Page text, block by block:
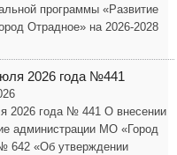
программы «Развитие
Отрадное» на 2026-2028
2026 года №441
2026 года № 441 О внесении
администрации МО «Город
642 «Об утверждении